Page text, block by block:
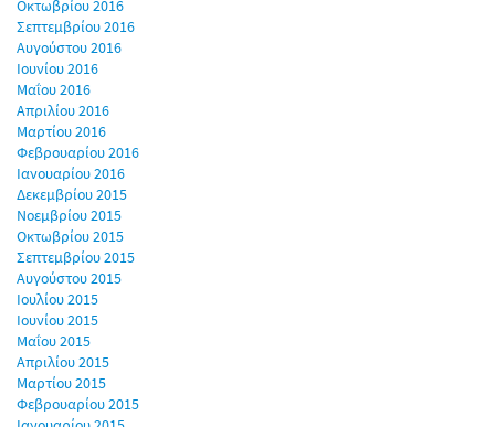
Οκτωβρίου 2016
Σεπτεμβρίου 2016
Αυγούστου 2016
Ιουνίου 2016
Μαΐου 2016
Απριλίου 2016
Μαρτίου 2016
Φεβρουαρίου 2016
Ιανουαρίου 2016
Δεκεμβρίου 2015
Νοεμβρίου 2015
Οκτωβρίου 2015
Σεπτεμβρίου 2015
Αυγούστου 2015
Ιουλίου 2015
Ιουνίου 2015
Μαΐου 2015
Απριλίου 2015
Μαρτίου 2015
Φεβρουαρίου 2015